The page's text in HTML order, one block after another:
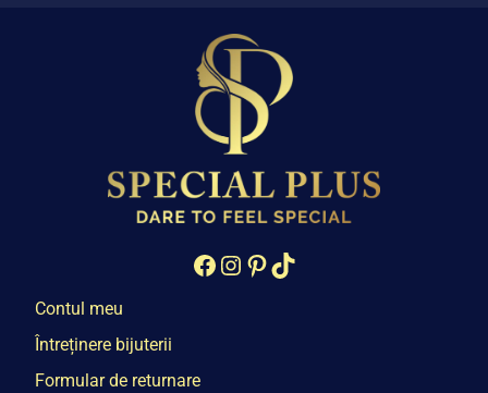
Facebook
Instagram
Pinterest
TikTok
Contul meu
Întreținere bijuterii
Formular de returnare